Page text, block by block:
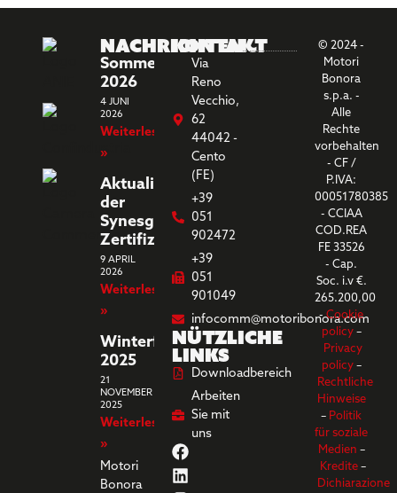
Nachrichten
Sommerferien
2026
4 JUNI
2026
Weiterlesen
»
Aktualisierung
der
Synesgy-
Zertifizierung
9 APRIL
2026
Weiterlesen
»
Winterferien
2025
21
NOVEMBER
2025
Weiterlesen
»
Motori
Bonora
Kontakt
Via
Reno
Vecchio,
62
44042 -
Cento
(FE)
+39
051
902472
+39
051
901049
infocomm@motoribonora.com
Nützliche
Links
Downloadbereich
Arbeiten
Sie mit
uns
© 2024 -
Motori
Bonora
s.p.a. -
Alle
Rechte
vorbehalten
- CF /
P.IVA:
00051780385
- CCIAA
COD.REA
FE 33526
- Cap.
Soc. i.v €.
265.200,00
-Cookie
policy–
Privacy
policy–
Rechtliche
Hinweise
– Politik
für soziale
Medien –
Kredite–
Dichiarazione